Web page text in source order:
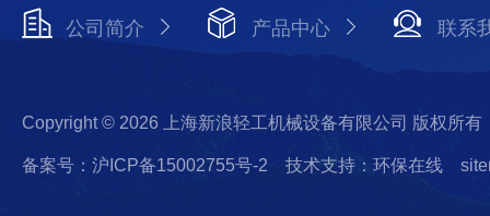
公司简介 产品中心 联系
Copyright © 2026 上海新浪轻工机械设备有限公司 版权所有
备案号：沪ICP备15002755号-2 技术支持：环保在线